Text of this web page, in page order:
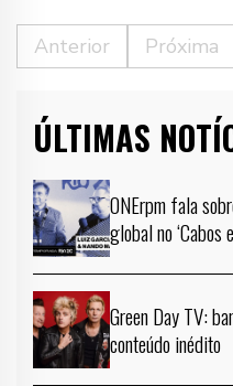
Anterior Próxima
ÚLTIMAS
ONErpm fala
global no ‘Cabos
Green Day TV:
conteúdo inédito